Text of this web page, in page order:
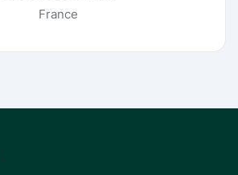
France